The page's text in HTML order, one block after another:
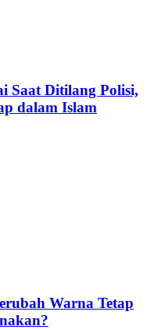
Saat Ditilang Polisi,
dalam Islam
Warna Tetap